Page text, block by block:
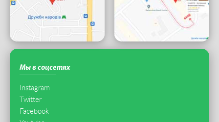
Мы в соцсетях
Instagram
Twitter
Facebook